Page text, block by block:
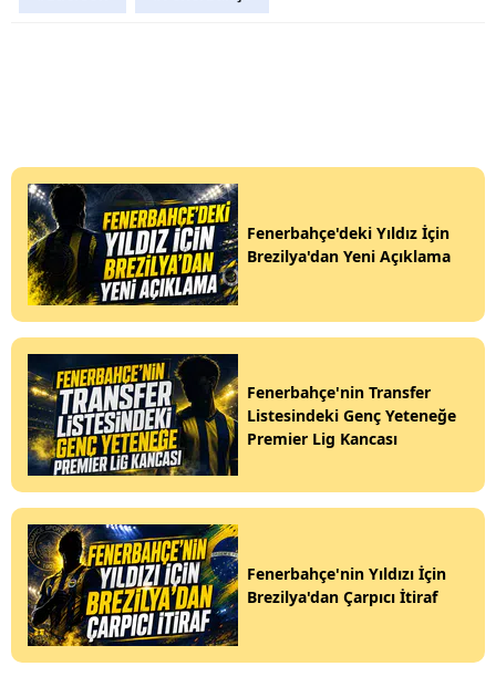
Fenerbahçe'deki Yıldız İçin
Brezilya'dan Yeni Açıklama
Fenerbahçe'nin Transfer
Listesindeki Genç Yeteneğe
Premier Lig Kancası
Fenerbahçe'nin Yıldızı İçin
Brezilya'dan Çarpıcı İtiraf